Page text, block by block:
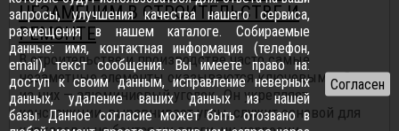
НЕЗАМЕНИМ В СТРОИТЕЛЬСТВЕ И
РЕМОНТЕ
В строительстве и производстве часто самые
незаметные элементы оказываются ключевыми. Один
из них — алюминиевый уголок. Он укрепляет
конструкции, выравнивает углы, служит основой для
запросы, улучшения качества нашего сервиса,
размещения в нашем каталоге. Собираемые
данные: имя, контактная информация (телефон,
email), текст сообщения. Вы имеете право на:
доступ к своим данным, исправление неверных
данных, удаление ваших данных из нашей
базы. Данное согласие может быть отозвано в